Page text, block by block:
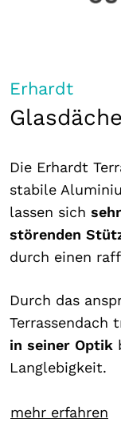
Erhardt
Die Erhardt
stabile
lassen sich
störenden
durch einen
Durch das
Terrassendach
in seiner Optik
Langlebigkeit.
mehr erfahren